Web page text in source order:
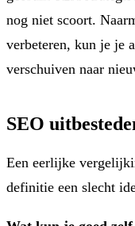
nog niet scoort.
verbeteren, kun je je
verschuiven naar
SEO
Een eerlijke
definitie een slecht